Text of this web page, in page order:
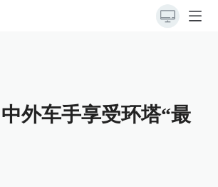
外车手享受环塔“最